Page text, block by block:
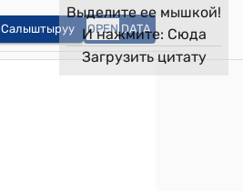
Салыштыруу OPEN DATA
Выделите ее мышкой!
И нажмите: Сюда
Загрузить цитату